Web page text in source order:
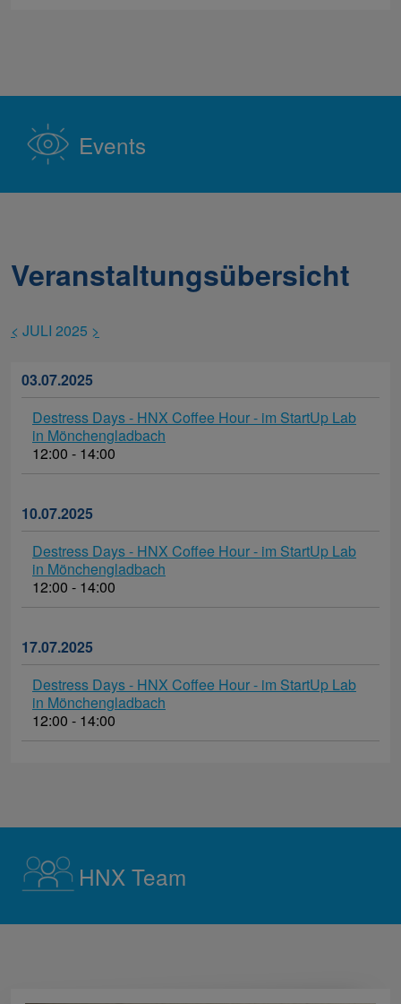
Events
Veranstaltungsübersicht
< JULI 2025 >
03.07.2025
Destress Days - HNX Coffee Hour - im StartUp Lab
in Mönchengladbach
12:00 - 14:00
10.07.2025
Destress Days - HNX Coffee Hour - im StartUp Lab
in Mönchengladbach
12:00 - 14:00
17.07.2025
Destress Days - HNX Coffee Hour - im StartUp Lab
in Mönchengladbach
12:00 - 14:00
HNX Team